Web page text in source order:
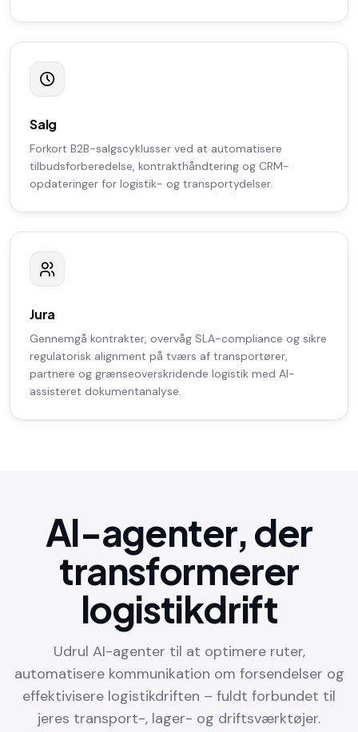
Salg
Forkort B2B-salgscyklusser ved at automatisere
tilbudsforberedelse, kontrakthåndtering og CRM-
opdateringer for logistik- og transportydelser.
Jura
Gennemgå kontrakter, overvåg SLA-compliance og sikre
regulatorisk alignment på tværs af transportører,
partnere og grænseoverskridende logistik med AI-
assisteret dokumentanalyse.
AI-agenter, der
transformerer
logistikdrift
Udrul AI-agenter til at optimere ruter,
automatisere kommunikation om forsendelser og
effektivisere logistikdriften – fuldt forbundet til
jeres transport-, lager- og driftsværktøjer.